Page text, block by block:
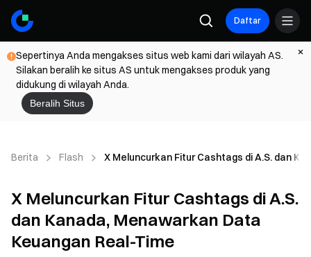
Daftar
Sepertinya Anda mengakses situs web kami dari wilayah AS.
Silakan beralih ke situs AS untuk mengakses produk yang
didukung di wilayah Anda.
Beralih Situs
Berita Flash X Meluncurkan Fitur Cashtags di A.S. dan
X Meluncurkan Fitur Cashtags di A.S.
dan Kanada, Menawarkan Data
Keuangan Real-Time